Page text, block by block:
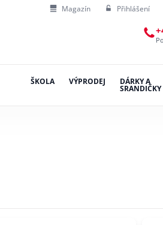
Magazín Přihlášení
ŠKOLA VÝPRODEJ DÁRKY A
SRANDIČKY